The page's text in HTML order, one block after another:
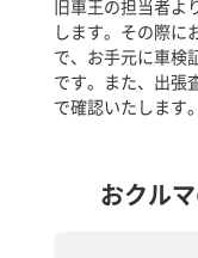
旧車王の担当者よ
します。その際に
で、お手元に車検
です。また、出張
で確認いたします。
おクル